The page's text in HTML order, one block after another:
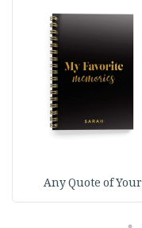
Any Quote of Your